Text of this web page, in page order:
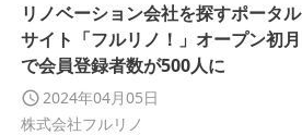
リノベーション会社を探すポータル
サイト「フルリノ！」オープン初月
で会員登録者数が500人に
2024年04月05日
株式会社フルリノ